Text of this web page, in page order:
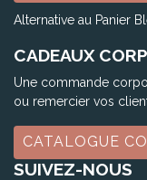
Alternative au Panier
CADEAUX
Une commande
ou remercier vos
CATALOGUE
SUIVEZ-NOUS